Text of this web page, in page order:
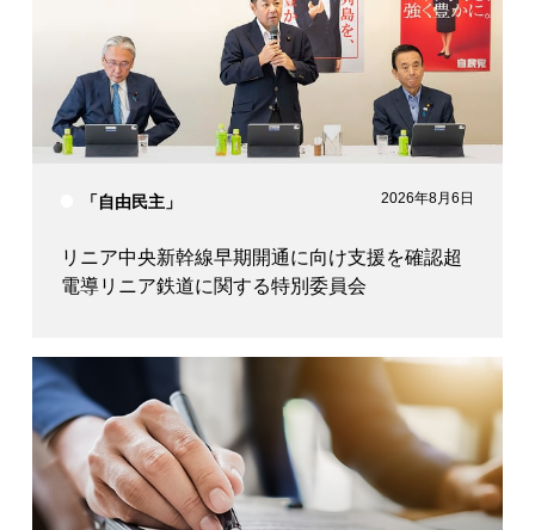
「自由民主」 2026年8月6日
リニア中央新幹線早期開通に向け支援を確認超
電導リニア鉄道に関する特別委員会